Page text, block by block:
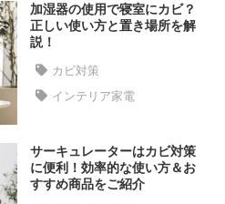
加湿器の使用で寝室にカビ？
正しい使い方と置き場所を解
説！
カビ対策
インテリア家電
サーキュレーターはカビ対策
に便利！効率的な使い方＆お
すすめ商品をご紹介